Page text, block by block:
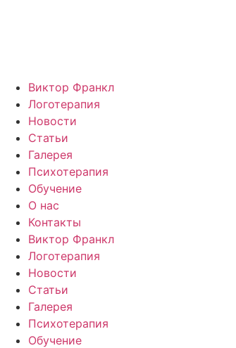
Виктор Франкл
Логотерапия
Новости
Статьи
Галерея
Психотерапия
Обучение
О нас
Контакты
Виктор Франкл
Логотерапия
Новости
Статьи
Галерея
Психотерапия
Обучение